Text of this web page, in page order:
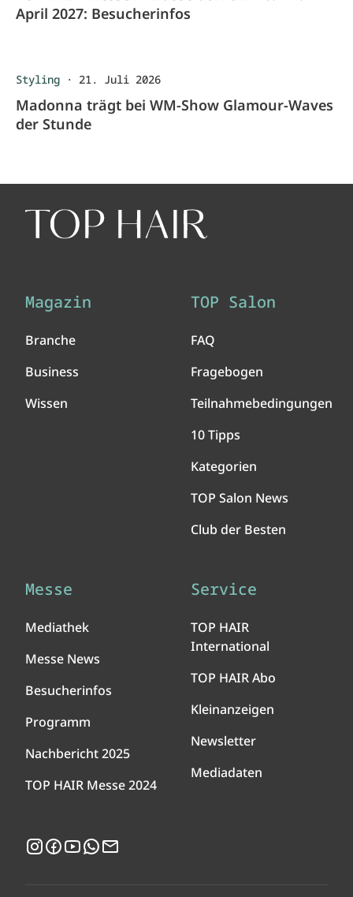
April 2027: Besucherinfos
Styling · 21. Juli 2026
Madonna trägt bei WM-Show Glamour-Waves
der Stunde
Magazin
Branche
Business
Wissen
TOP Salon
FAQ
Fragebogen
Teilnahmebedingungen
10 Tipps
Kategorien
TOP Salon News
Club der Besten
Messe
Mediathek
Messe News
Besucherinfos
Programm
Nachbericht 2025
TOP HAIR Messe 2024
Service
TOP HAIR
International
TOP HAIR Abo
Kleinanzeigen
Newsletter
Mediadaten
Instagram
Facebook
YouTubeWhatsApp